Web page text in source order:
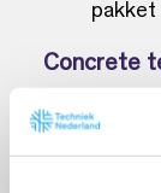
pakket
Concrete
Zorg
geen